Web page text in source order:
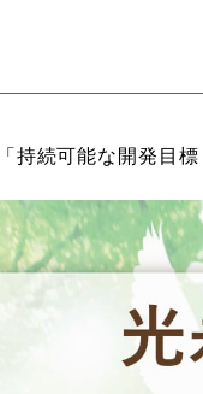
持続可能な開発目